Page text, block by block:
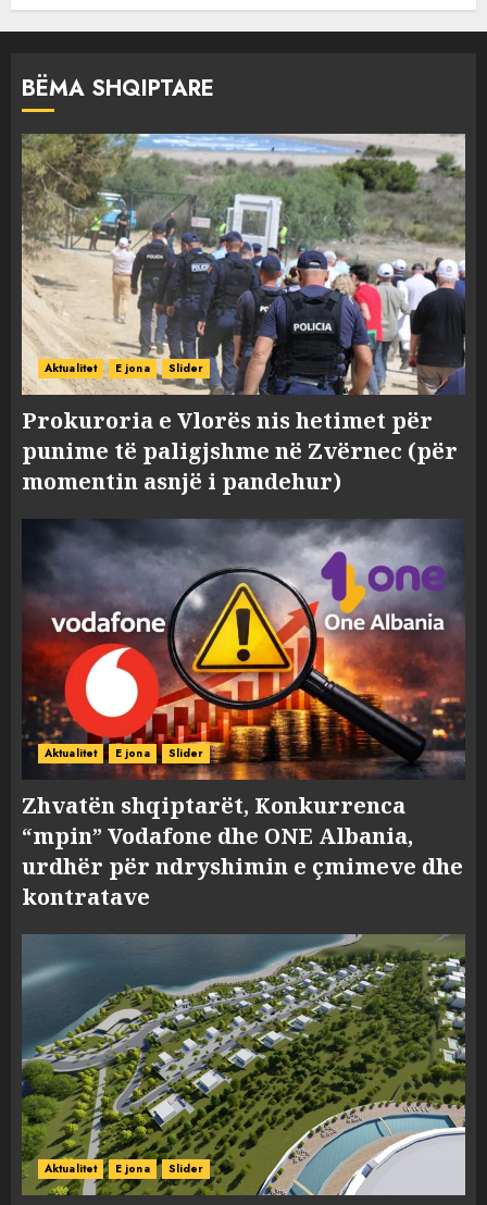
BËMA SHQIPTARE
Aktualitet E jona Slider
Prokuroria e Vlorës nis hetimet për
punime të paligjshme në Zvërnec (për
momentin asnjë i pandehur)
Aktualitet E jona Slider
Zhvatën shqiptarët, Konkurrenca
“mpin” Vodafone dhe ONE Albania,
urdhër për ndryshimin e çmimeve dhe
kontratave
Aktualitet E jona Slider